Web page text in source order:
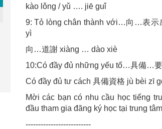
kào lǒng / yǔ …. jiē guǐ
9: Tỏ lòng chân thành với…向…表示
yì
向…道謝 xiàng … dào xiè
10:Có đầy đủ những yếu tố…具備…
Có đầy đủ tư cách 具備資格 jù bèi zī
Mời các bạn có nhu cầu học tiếng
đầu tham gia đăng ký học tại trung
--------------------------